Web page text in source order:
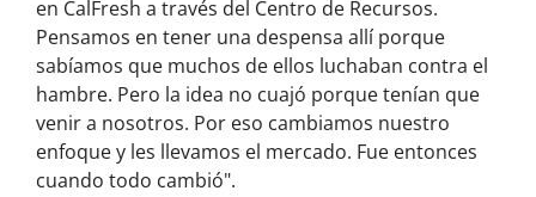
en CalFresh a través del Centro de Recursos.
Pensamos en tener una despensa allí porque
sabíamos que muchos de ellos luchaban contra el
hambre. Pero la idea no cuajó porque tenían que
venir a nosotros. Por eso cambiamos nuestro
enfoque y les llevamos el mercado. Fue entonces
cuando todo cambió".